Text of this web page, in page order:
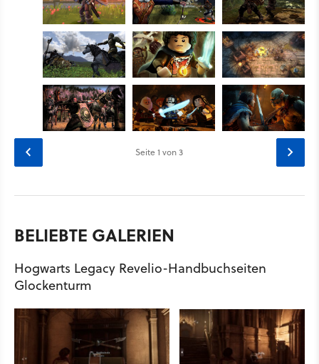
Seite1 von 3
BELIEBTE GALERIEN
Hogwarts Legacy Revelio-Handbuchseiten
Glockenturm